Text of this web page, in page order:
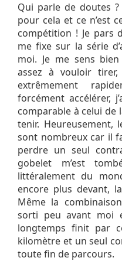
Qui parle de doutes
pour cela et ce n’est
compétition ! Je pars
me fixe sur la série
moi. Je me sens
assez à vouloir
extrêmement
forcément accélérer,
comparable à celui de
tenir. Heureusement,
sont nombreux car il
perdre un seul
gobelet m’est
littéralement du
encore plus devant,
Même la
sorti peu avant moi
longtemps finit par
kilomètre et un seul
toute fin de parcours.